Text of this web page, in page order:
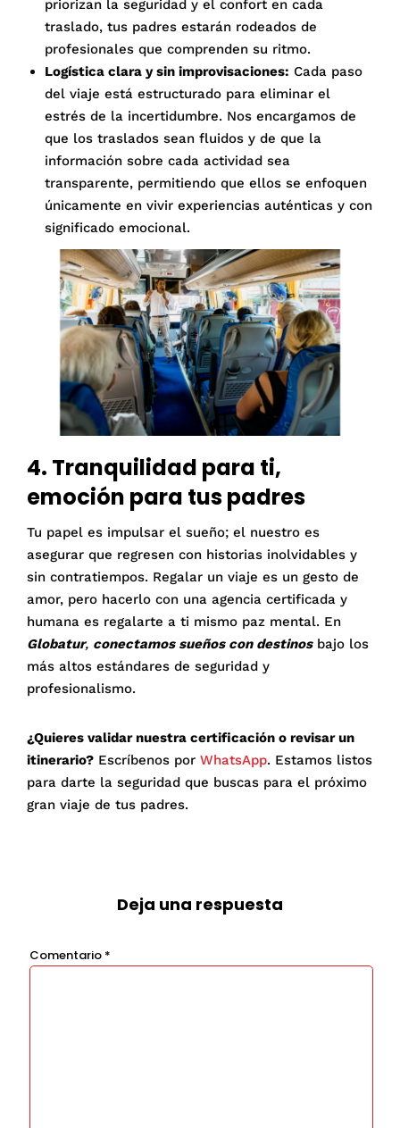
priorizan la seguridad y el confort en cada
traslado, tus padres estarán rodeados de
profesionales que comprenden su ritmo.
Logística clara y sin improvisaciones: Cada paso
del viaje está estructurado para eliminar el
estrés de la incertidumbre. Nos encargamos de
que los traslados sean fluidos y de que la
información sobre cada actividad sea
transparente, permitiendo que ellos se enfoquen
únicamente en vivir experiencias auténticas y con
significado emocional.
4. Tranquilidad para ti,
emoción para tus padres
Tu papel es impulsar el sueño; el nuestro es
asegurar que regresen con historias inolvidables y
sin contratiempos. Regalar un viaje es un gesto de
amor, pero hacerlo con una agencia certificada y
humana es regalarte a ti mismo paz mental. En
Globatur, conectamos sueños con destinosbajo los
más altos estándares de seguridad y
profesionalismo.
¿Quieres validar nuestra certificación o revisar un
itinerario? Escríbenos por WhatsApp. Estamos listos
para darte la seguridad que buscas para el próximo
gran viaje de tus padres.
Deja una respuesta
Comentario *